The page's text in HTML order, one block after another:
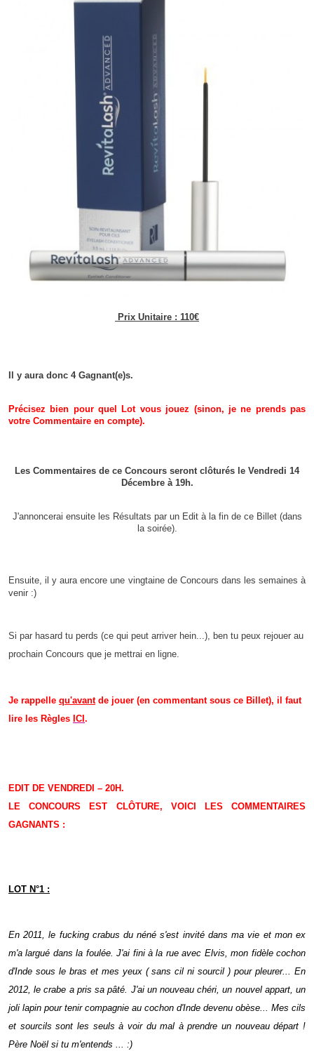
Prix Unitaire : 110€
Il y aura donc 4 Gagnant(e)s.
Précisez bien pour quel Lot vous jouez (sinon, je ne prends pas
votre Commentaire en compte).
Les Commentaires de ce Concours seront clôturés le Vendredi 14
Décembre à 19h.
J'annoncerai ensuite les Résultats par un Edit à la fin de ce Billet (dans
la soirée).
Ensuite, il y aura encore une vingtaine de Concours dans les semaines à
venir :)
Si par hasard tu perds (ce qui peut arriver hein...), ben tu peux rejouer au
prochain Concours que je mettrai en ligne.
Je rappelle qu'avantde jouer (en commentant sous ce Billet), il faut
lire les Règles ICI.
EDIT DE VENDREDI – 20H.
LE CONCOURS EST CLÔTURE, VOICI LES COMMENTAIRES
GAGNANTS :
LOT N°1 :
En 2011, le fucking crabus du néné s'est invité dans ma vie et mon ex
m'a largué dans la foulée. J'ai fini à la rue avec Elvis, mon fidèle cochon
d'Inde sous le bras et mes yeux ( sans cil ni sourcil ) pour pleurer... En
2012, le crabe a pris sa pâté. J'ai un nouveau chéri, un nouvel appart, un
joli lapin pour tenir compagnie au cochon d'Inde devenu obèse... Mes cils
et sourcils sont les seuls à voir du mal à prendre un nouveau départ !
Père Noël si tu m'entends ... :)